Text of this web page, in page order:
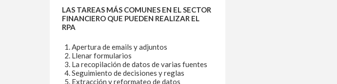
LAS TAREAS MÁS COMUNES EN EL SECTOR
FINANCIERO QUE PUEDEN REALIZAR EL
RPA
Apertura de emails y adjuntos
Llenar formularios
La recopilación de datos de varias fuentes
Seguimiento de decisiones y reglas
Extracción y reformateo de datos